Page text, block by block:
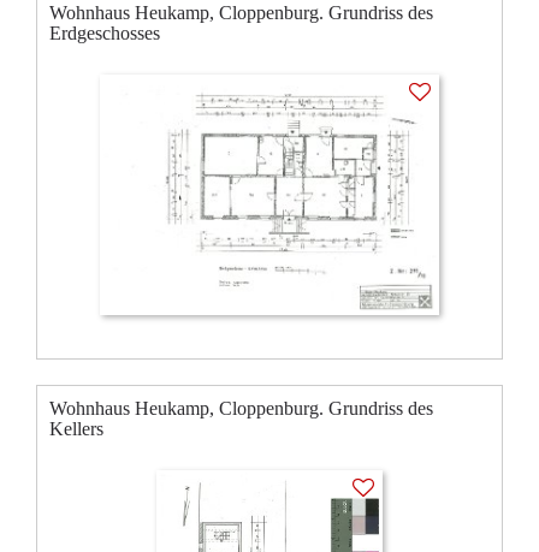
Wohnhaus Heukamp, Cloppenburg. Grundriss des
Erdgeschosses
Wohnhaus Heukamp, Cloppenburg. Grundriss des
Kellers